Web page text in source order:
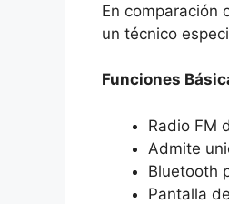
En comparación
un técnico
Funciones
Radio FM
Admite
Bluetooth
Pantalla